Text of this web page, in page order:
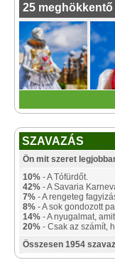
25
SZAVAZÁS
Ön mit szeret
10% - A Tófürdőt.
42% - A Savaria
7% - A rengeteg
8% - A sok gondozott
14% - A nyugalmat,
20% - Csak az számít,
Összesen 1954